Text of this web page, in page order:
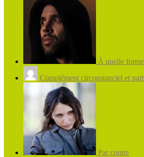
À quelle
Complément circonstanciel et
Par contre